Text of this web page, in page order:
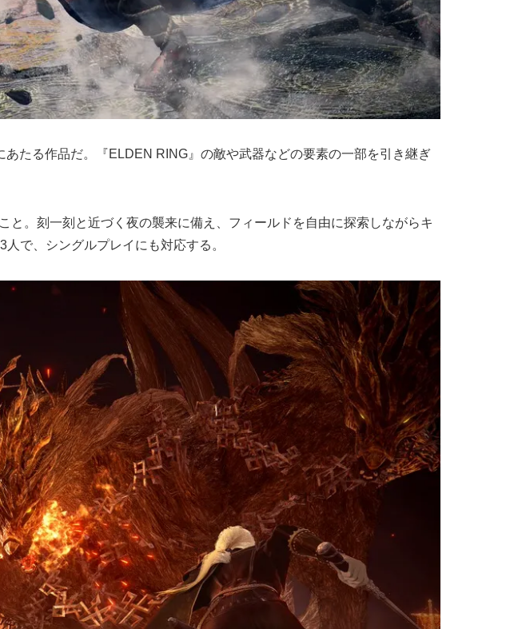
たる作品だ。『ELDEN RING』の敵や武器などの要素の一部を引き継ぎ
。刻一刻と近づく夜の襲来に備え、フィールドを自由に探索しながらキ
で、シングルプレイにも対応する。